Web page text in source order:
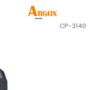
CP-3140